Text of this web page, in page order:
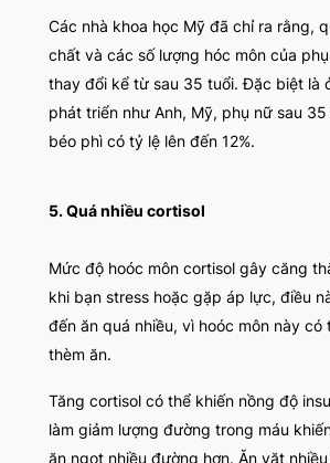
Các nhà khoa học Mỹ đã chỉ ra rằng,
chất và các số lượng hóc môn của
thay đổi kể từ sau 35 tuổi. Đặc biệt là
phát triển như Anh, Mỹ, phụ nữ sau
béo phì có tỷ lệ lên đến 12%.
5.Quá nhiều cortisol
Mức độ hoóc môn cortisol gây căng
khi bạn stress hoặc gặp áp lực, điều
đến ăn quá nhiều, vì hoóc môn này có
thèm ăn.
Tăng cortisol có thể khiến nồng độ
làm giảm lượng đường trong máu
ăn ngọt nhiều đường hơn. Ăn vặt